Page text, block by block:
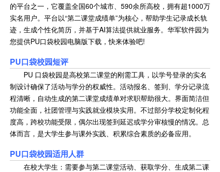
的平台之一，它覆盖全国60个城市、590余所高校，拥有超1000万
实名用户。平台以“第二课堂成绩单”为核心，帮助学生记录成长轨
迹，生成个性化简历，并基于AI算法提供就业服务。华军软件园为
您提供PU口袋校园电脑版下载，快来体验吧!
PU口袋校园短评
PU 口袋校园是高校第二课堂的刚需工具，以学号登录的实名
制设计确保了活动与学分的权威性。活动报名、签到、学分记录流
程清晰，自动生成的第二课堂成绩单对求职帮助很大。界面简洁但
功能全面，社团管理与实践就业模块实用。不过部分学校定制化程
度高，跨校功能受限，偶尔出现签到延迟或学分审核慢的情况。总
体而言，是大学生参与课外实践、积累综合素质的必备应用。
PU口袋校园适用人群
在校大学生：需要参与第二课堂活动、获取学分、生成第二课